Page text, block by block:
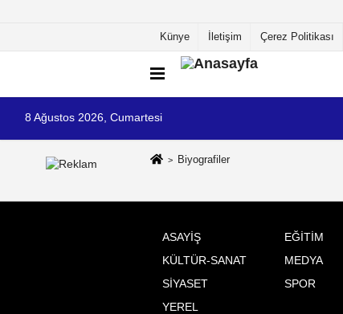
Künye İletişim Çerez Politikası
8 Ağustos 2026, Cumartesi
Biyografiler
ASAYİŞ
EĞİTİM
KÜLTÜR-SANAT
MEDYA
SİYASET
SPOR
YEREL